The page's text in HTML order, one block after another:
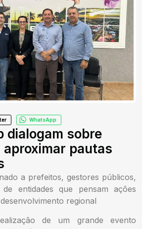
WhatsApp
dialogam sobre
pautas
a prefeitos, gestores públicos,
entidades que pensam ações
regional
de um grande evento